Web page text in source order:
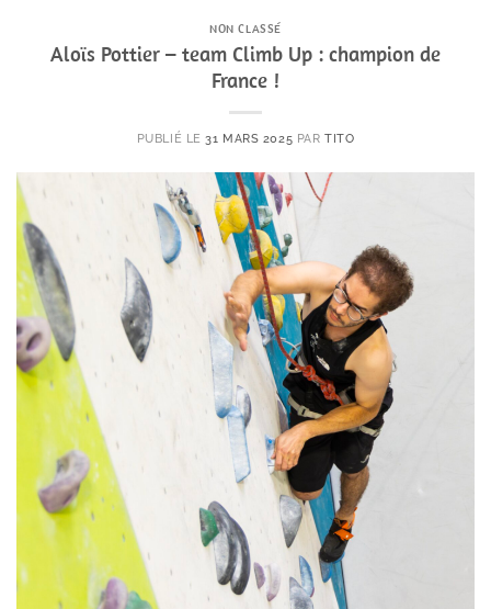
NON CLASSÉ
Aloïs Pottier – team Climb Up : champion de
France !
PUBLIÉ LE31 MARS 2025 PAR TITO